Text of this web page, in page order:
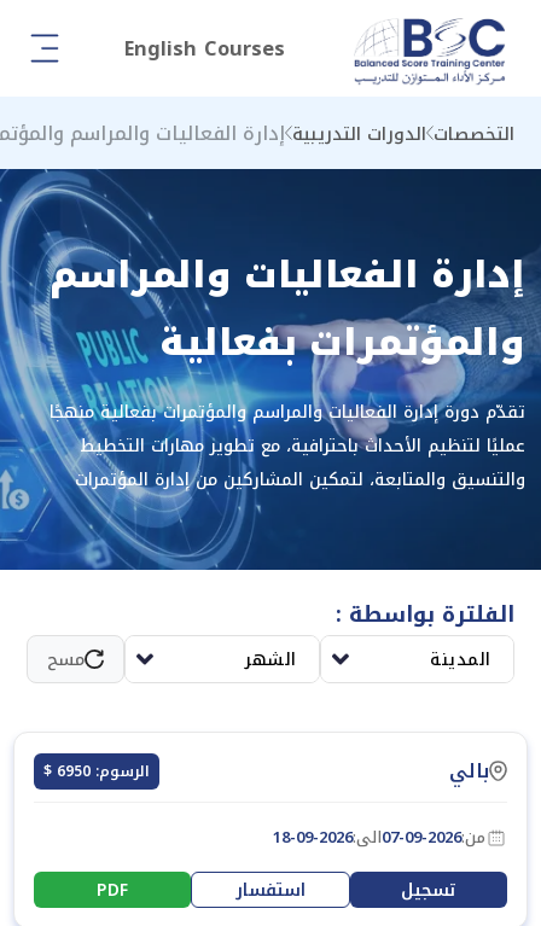
English Courses
التخصصات الدورات التدريبية إدارة الفعاليات والمراسم
إدارة الفعاليات والمراسم
والمؤتمرات بفعالية
تقدّم دورة إدارة الفعاليات والمراسم والمؤتمرات بفعالية منهجًا
عمليًا لتنظيم الأحداث باحترافية، مع تطوير مهارات التخطيط
والتنسيق والمتابعة، لتمكين المشاركين من إدارة المؤتمرات
والمراسم بكفاءة عالية، وتحقيق أهداف العمل بدقة. تركز الدورة
على تعزيز القدرات التنظيمية وتحسين جودة التنفيذ وضمان سير
الفلترة بواسطة :
المدينة الشهر مسح
بالي الرسوم: 6950 $
من:07-09-2026الى:18-09-2026
تسجيل استفسار PDF